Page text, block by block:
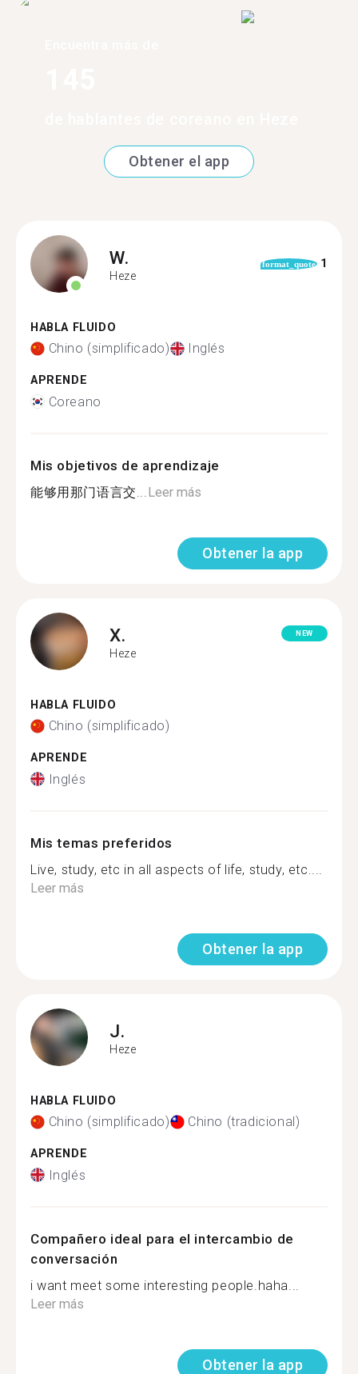
Obtener el app
W.
Heze
format_quote 1
HABLA FLUIDO
Chino (simplificado) Inglés
APRENDE
Coreano
Mis objetivos de aprendizaje
能够用那门语言交... Leer más
Obtener la app
X.
Heze
NEW
HABLA FLUIDO
Chino (simplificado)
APRENDE
Inglés
Mis temas preferidos
Live, study, etc in all aspects of life, study, etc....
Leer más
Obtener la app
J.
Heze
HABLA FLUIDO
Chino (simplificado) Chino (tradicional)
APRENDE
Inglés
Compañero ideal para el intercambio de
conversación
i want meet some interesting people.haha...
Leer más
Obtener la app